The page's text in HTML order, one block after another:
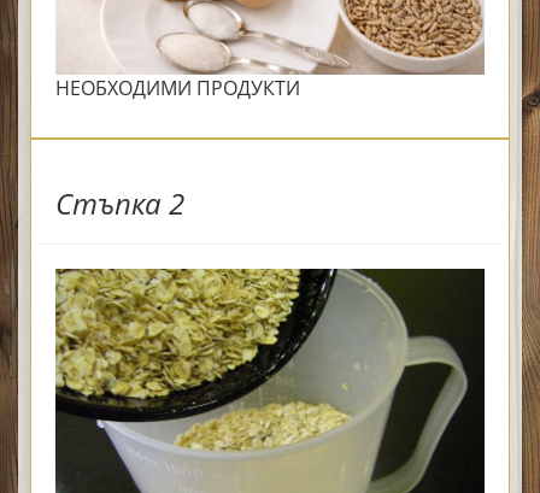
НЕОБХОДИМИ ПРОДУКТИ
Стъпка 2